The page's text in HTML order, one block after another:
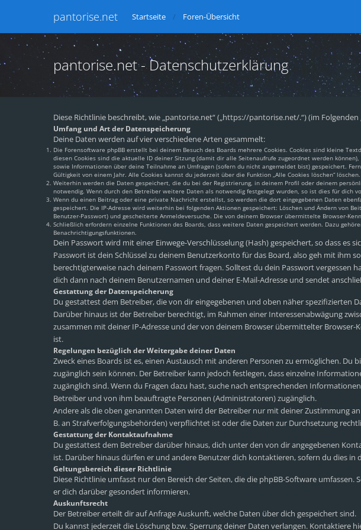
pantorise.net Startseite Foren-Übersicht
pantorise.net - Datenschutzerklärung
Diese Richtlinie beschreibt, wie „pantorise.net“ („https://pantorise.net/.“) (im
Umfang und Art der Datenspeicherung
Deine Daten werden auf vier verschiedene Arten gesammelt:
Die Forensoftware phpBB erstellt bei deinem Besuch des Boards mehrere Cookies. Cookies sind kleine
diesen Cookies sind die aktuelle ID deiner Sitzung (damit dir alle Seitenaufrufe zugeordnet werden
sowie Informationen über deine Teilnahme an Umfragen (sofern du nicht angemeldet bist) gespeichert.
Gültigkeit von einem Jahr. Alle Cookies kannst du jederzeit über die Funktion „Alle Cookies löschen“ löschen.
Weiterhin werden die Daten gespeichert, die du bei der Registrierung, in deinem Profil oder deinem
notwendig. Wenn durch den Betreiber weitere Daten als notwendig festgelegt wurden, so ist dies für dich
Wenn du einen Beitrag oder eine private Nachricht erstellst, so werden die dort eingegebenen Daten
gespeichert. Die IP-Adresse wird weiterhin bei folgenden Aktionen gespeichert: Löschen und Ändern von
Benutzer-Passwort) und gescheiterte Anmeldeversuche. Die von deinem Browser übermittelte Browser-
Schließlich erfordern einzelne Funktionen des Boards, dass weitere Daten gespeichert werden. Dazu
Benachrichtigungsfunktionen.
Dein Passwort wird mit einer Einwege-Verschlüsselung (Hash) gespeichert, so dass es
Passwort ist dein Schlüssel zu deinem Benutzerkonto für das Board, also geh mit
berechtigterweise nach deinem Passwort fragen. Solltest du dein Passwort vergessen
dich dann nach deinem Benutzernamen und deiner E-Mail-Adresse und sendet
Gestattung der Datenspeicherung
Du gestattest dem Betreiber, die von dir eingegebenen und oben näher spezifizierten
Darüber hinaus ist der Betreiber berechtigt, im Rahmen einer Interessenabwägung
zusammen mit deiner IP-Adresse und der von deinem Browser übermittelter
ist.
Regelungen bezüglich der Weitergabe deiner Daten
Zweck eines Boards ist es, einen Austausch mit anderen Personen zu ermöglichen.
zugänglich sein können. Der Betreiber kann jedoch festlegen, dass einzelne
zugänglich sind. Wenn du Fragen dazu hast, suche nach entsprechenden
Betreiber und von ihm beauftragte Personen (Administratoren) zugänglich.
Andere als die oben genannten Daten wird der Betreiber nur mit deiner Zustimmung
B. an Strafverfolgungsbehörden) verpflichtet ist oder die Daten zur Durchsetzung
Gestattung der Kontaktaufnahme
Du gestattest dem Betreiber darüber hinaus, dich unter den von dir angegebenen
ist. Darüber hinaus dürfen er und andere Benutzer dich kontaktieren, sofern du dies in
Geltungsbereich dieser Richtlinie
Diese Richtlinie umfasst nur den Bereich der Seiten, die die phpBB-Software
er dich darüber gesondert informieren.
Auskunftsrecht
Der Betreiber erteilt dir auf Anfrage Auskunft, welche Daten über dich gespeichert sind.
Du kannst jederzeit die Löschung bzw. Sperrung deiner Daten verlangen. Kontaktiere